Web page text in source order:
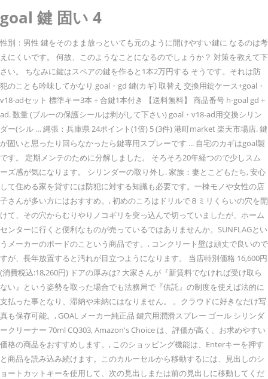
goal 鍵 固い 4
性別：男性 鍵をそのまま放っといても元のように開けやすい鍵に なるのは考
えにくいです。 何故、このようなことになるのでしょうか？ 対策を教えて下
さい。 ちなみに鍵はスペアの鍵を作ると1本2万円する そうです。それは防
犯のことも吟味してかなり goal・gd 鍵(カギ) 取替え 交換用錠ケース+goal・
v18-adセット 標準キー3本＋合鍵1本付き 【送料無料】 商品番号 h-goal gd＋
ad. 数量 (ブルーの保護シールは剥がして下さい) goal・v18-ad用交換シリン
ダー(シル … 縄張：兵庫県 24ポイント(1倍) 5 (3件) 港町market 楽天市場店. 鍵
が固いと思ったり回らなかったら鍵専用スプレーです ... 自宅のカギはgoal製
です。 定期メンテのために分解しました。 そろそろ20年経つので少しスム
ーズ感が気になります。 シリンダーの取り外し. 家族：妻とこどもたち, 安心
して住める家を貸すには防犯に対する知識も必要です。一棟モノや女性の店
子さんが多い方にはおすすめ。, 初めのころはドリルで８ミリくらいの穴を開
けて、その穴からむりやりノコギリを突っ込んで切っていましたが、ホーム
センターに行くと便利なものが売っているではありませんか。SUNFLAGとい
うメーカーのボードのこという商品です。, コンクリート壁は頑丈で良いので
すが、長年放置すると汚れが目立つようになります。 当店特別価格 16,600円
(消費税込:18,260円) ドアの厚みは? 大家さんが『新賃料でなければ受け取ら
ない』という姿勢を取った場合でも法務局で『供託』の制度を使えば法的に
支払った事となり、滞納や未納にはなりません。 。クラウドに好きなだけ写
真も保存可能。, GOAL メーカー純正品 鍵穴用潤滑スプレー ゴール シリンダ
ークリーナー 70ml CQ303, Amazon's Choice は、評価が高く、お求めやすい
価格の商品をおすすめします。, このショッピング機能は、Enterキーを押す
と商品を読み込み続けます。このカルーセルから移動するには、見出しのシ
ョートカットキーを使用して、次の見出しまたは前の見出しに移動してくだ